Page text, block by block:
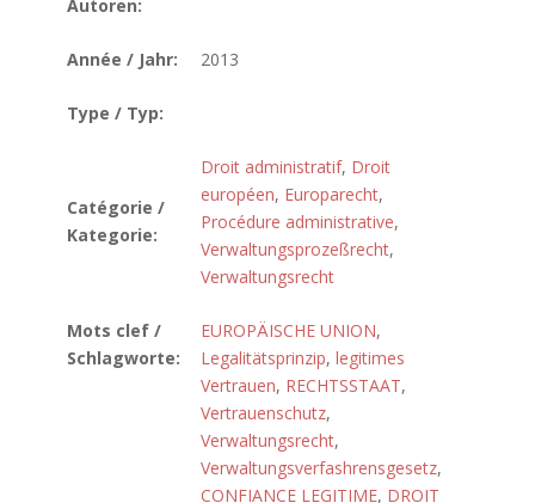
Autoren:
Année / Jahr: 2013
Type / Typ:
Catégorie /
Kategorie:
Droit administratif, Droit
européen, Europarecht,
Procédure administrative,
Verwaltungsprozeßrecht,
Verwaltungsrecht
Mots clef /
Schlagworte:
EUROPÄISCHE UNION,
Legalitätsprinzip, legitimes
Vertrauen, RECHTSSTAAT,
Vertrauenschutz,
Verwaltungsrecht,
Verwaltungsverfashrensgesetz,
CONFIANCE LEGITIME, DROIT